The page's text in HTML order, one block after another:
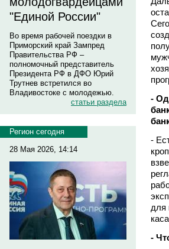
"Единой России"
Во время рабочей поездки в
Приморский край Зампред
Правительства РФ –
полномочный представитель
Президента РФ в ДФО Юрий
Трутнев встретился во
Владивостоке с молодежью.
статьи раздела
Регион сегодня
28 Мая 2026, 14:14
-
-
для
-